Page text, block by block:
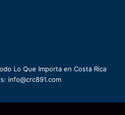
Lo Que Importa en Costa Rica
info@crc891.com